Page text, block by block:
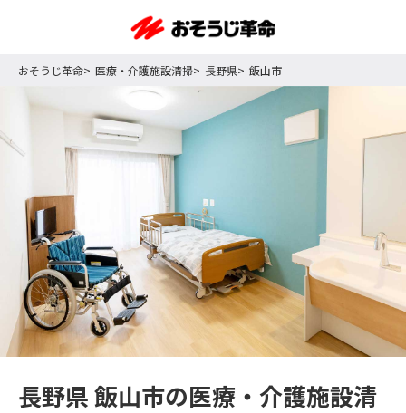
おそうじ革命 医療・介護施設清掃 長野県 飯山市
長野県 飯山市の医療・介護施設清